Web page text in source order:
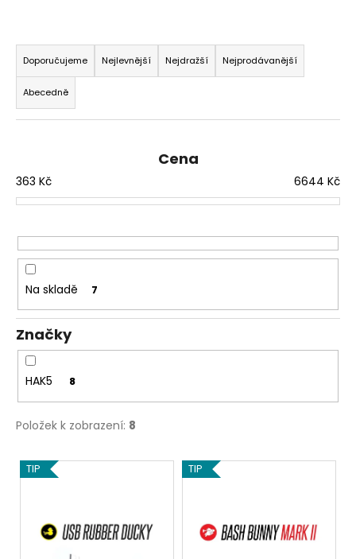
Ř
a
z
e
n
r
o
u
k
ů
Doporučujeme Nejlevnější Nejdražší Nejprodávanější
Abecedně
Cena
363 Kč 6644 Kč
Na skladě 7
Značky
HAK5 8
Položek k zobrazení: 8
V
ý
TIP TIP
o
p
o
u
e
m
FWR
FARADAY
BAG
VÝHODNÝ
SET
Č.7
5
508
Kč
7
369
Kč